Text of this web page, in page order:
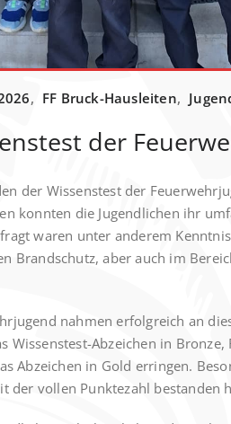
, FF Bruck-Hausleiten,
der
der Wissenstest der
konnten die Jugendlichen ihr
waren unter anderem
Brandschutz, aber auch im
nahmen erfolgreich an
Wissenstest-Abzeichen in Bronze,
Abzeichen in Gold erringen.
der vollen Punktezahl bestanden